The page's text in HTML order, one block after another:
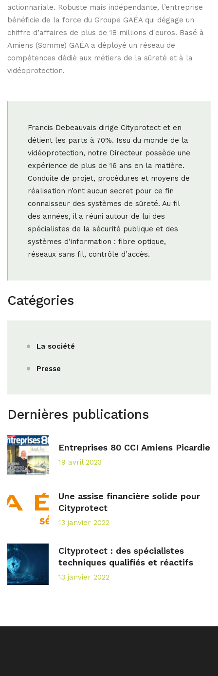
actionnariale. Robuste mais indépendante, l’entreprise
bénéficie de la force du Groupe GAÉA qui dégage un
chiffre d’affaires de plus de 18 millions d'euros. Basé à
Amiens (Somme) GAÉA a déployé un réseau de
compétences dédié aux métiers de la sûreté et à la
vidéoprotection.
Francis Debeauvais dirige Cityprotect et en
détient les parts à 70%. Issu du monde de la
vidéoprotection, notre Directeur possède une
expérience de plus de 16 ans en la matière.
Conduite de projet, procédures et moyens de
réalisation n’ont aucun secret pour ce fin
connaisseur des systèmes de sûreté. Au fil
des années, il a réuni autour de lui des
spécialistes de la sécurité publique et des
systèmes d’information : fibre optique,
réseaux sans fil, contrôle d’accès.
Catégories
La société
Presse
Dernières publications
Entreprises 80 CCI Amiens Picardie
19 avril 2023
Une assise financière solide pour
Cityprotect
13 janvier 2022
Cityprotect : des spécialistes
techniques qualifiés et réactifs
13 janvier 2022